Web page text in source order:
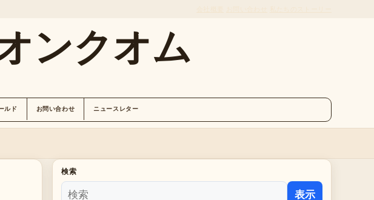
ンクオム
ルド お問い合わせ ニュースレター
検索
表示